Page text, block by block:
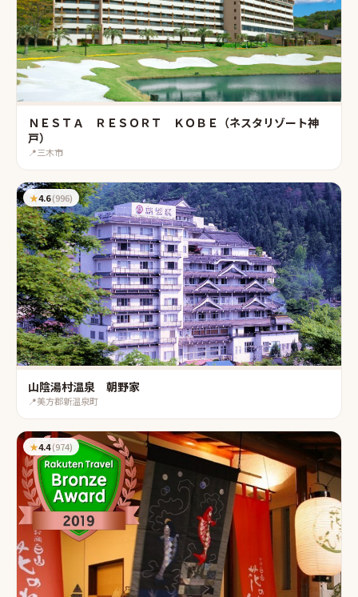
ＮＥＳＴＡ ＲＥＳＯＲＴ ＫＯＢＥ（ネスタリゾート神
戸）
📍三木市
★4.6(996)
山陰湯村温泉 朝野家
📍美方郡新温泉町
★4.4(974)